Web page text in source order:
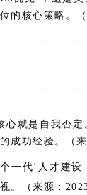
的核心策略。
心就是自我否
成功经验。（
一代’人才建
。（来源：